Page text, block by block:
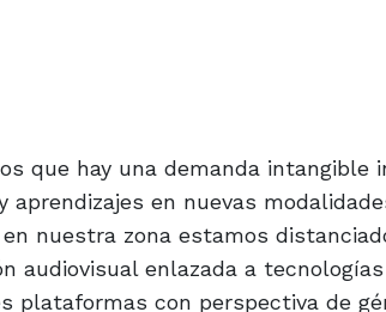
que hay una demanda intangible
aprendizajes en nuevas
nuestra zona estamos
audiovisual enlazada a
plataformas con perspectiva de